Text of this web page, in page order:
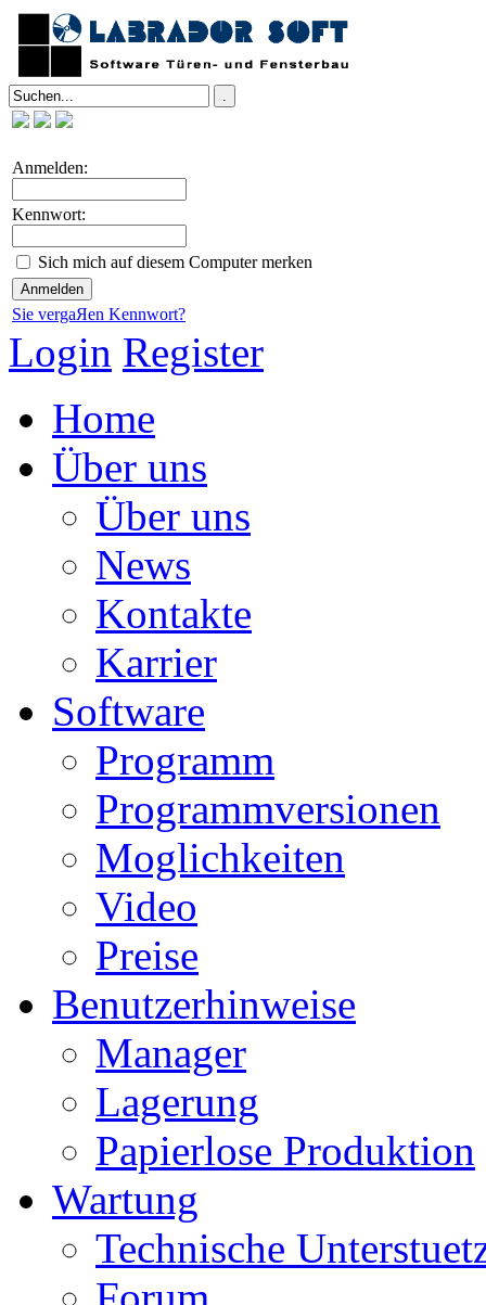
Anmelden:
Kennwort:
Sich mich auf diesem Computer merken
Sie vergaЯen Kennwort?
Login Register
Home
Über uns
Über uns
News
Kontakte
Karrier
Software
Programm
Programmversionen
Moglichkeiten
Video
Preise
Benutzerhinweise
Manager
Lagerung
Papierlose Produktion
Wartung
Technische